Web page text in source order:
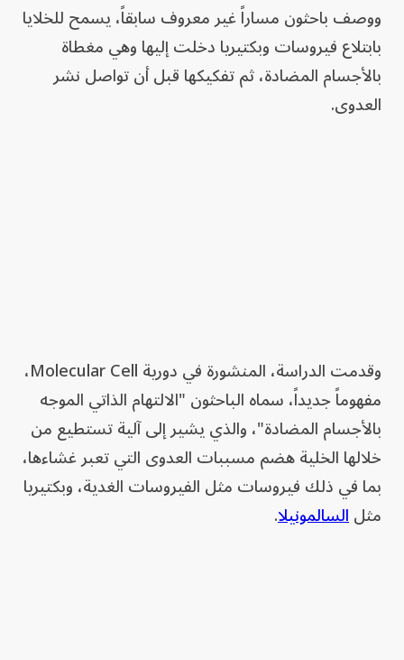
ووصف باحثون مساراً غير معروف سابقاً، يسمح للخلايا
بابتلاع فيروسات وبكتيريا دخلت إليها وهي مغطاة
بالأجسام المضادة، ثم تفكيكها قبل أن تواصل نشر
العدوى.
وقدمت الدراسة، المنشورة في دورية Molecular Cell،
مفهوماً جديداً، سماه الباحثون "الالتهام الذاتي الموجه
بالأجسام المضادة"، والذي يشير إلى آلية تستطيع من
خلالها الخلية هضم مسببات العدوى التي تعبر غشاءها،
بما في ذلك فيروسات مثل الفيروسات الغدية، وبكتيريا
مثلالسالمونيلا.